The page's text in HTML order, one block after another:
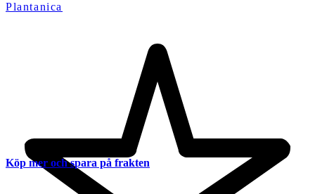
Plantanica
Köp mer och spara på frakten